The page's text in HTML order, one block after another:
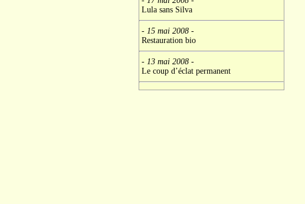
Lula sans Silva
- 15 mai 2008-
Restauration bio
- 13 mai 2008-
Le coup d’éclat permanent